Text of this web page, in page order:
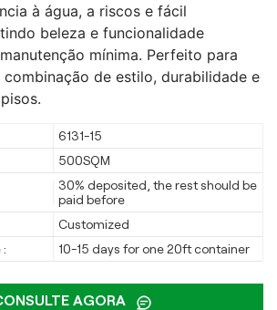
à água, a riscos e fácil
beleza e funcionalidade
mínima. Perfeito para
combinação de estilo, durabilidade e
6131-15
500SQM
30% deposited, the rest should be
paid before
Customized
10-15 days for one 20ft container
AGORA